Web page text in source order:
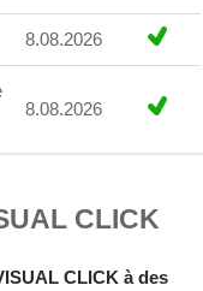
8.08.2026
8.08.2026
CLICK
CLICK à des